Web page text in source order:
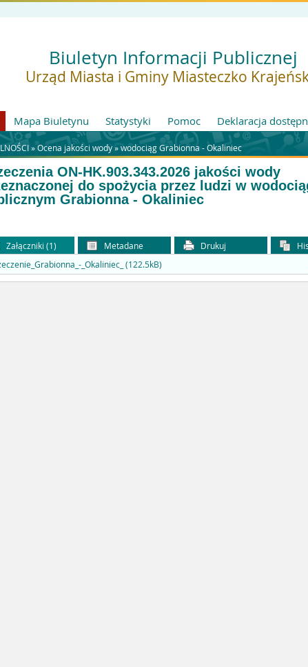
Biuletyn Informacji Publicznej
Urząd Miasta i Gminy Miasteczko
Mapa Biuletynu Statystyki Pomoc Deklaracja
»Ocena jakości wody»wodociąg Grabionna - Okaliniec
ON-HK.903.343.2026 jakości wody
do spożycia przez ludzi w
Grabionna - Okaliniec
Załączniki (1) Metadane Drukuj
_Okaliniec_ (122.5kB)